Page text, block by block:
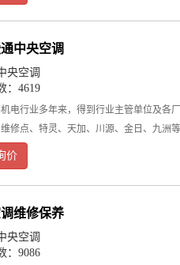
中央空调
央空调
：4619
电行业多年来，得到行业主管单位及各
修点、特灵、天加、川源、金日、九洲
价
维修保养
央空调
：9086